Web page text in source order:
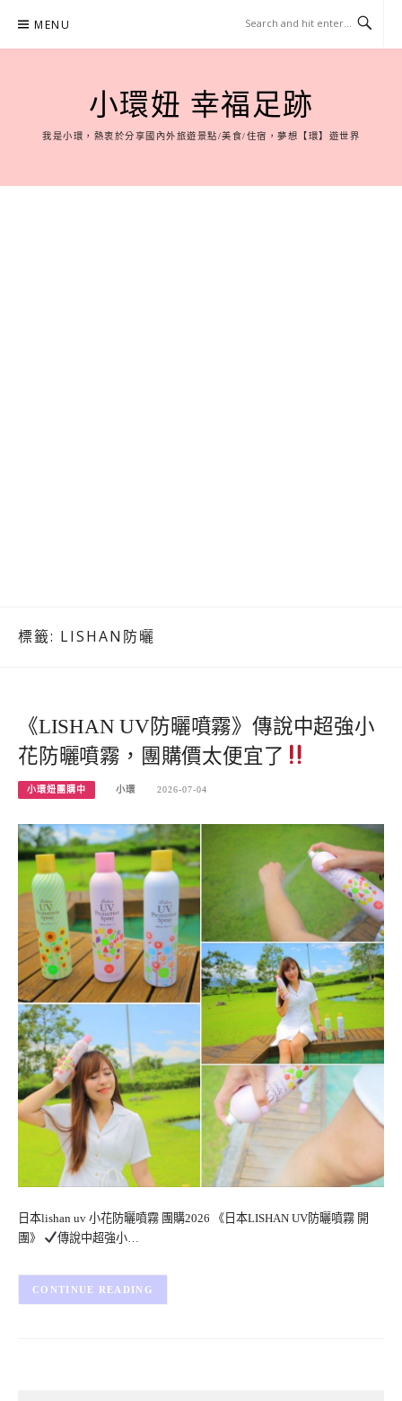
content
MENU
小環妞 幸福足跡
我是小環，熱衷於分享國內外旅遊景點/美食/住宿，夢想【環】遊世界
標籤: LISHAN防曬
《LISHAN UV防曬噴霧》傳說中超強小
花防曬噴霧，團購價太便宜了
小環妞團購中 小環 2026-07-04
日本lishan uv 小花防曬噴霧 團購2026 《日本LISHAN UV防曬噴霧 開
團》
傳說中超強小…
CONTINUE READING